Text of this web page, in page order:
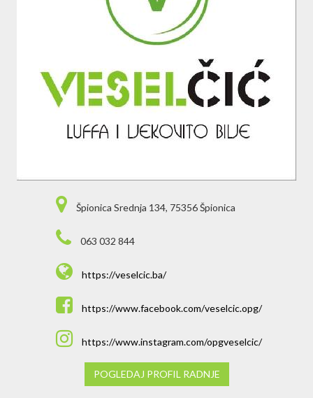
Špionica Srednja 134, 75356 Špionica
063 032 844
https://veselcic.ba/
https://www.facebook.com/veselcic.opg/
https://www.instagram.com/opgveselcic/
POGLEDAJ PROFIL RADNJE